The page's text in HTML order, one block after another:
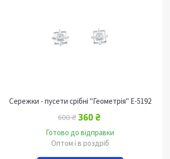
Сережки - пусети срібні "Геометрія" Е-5192
600 ₴ 360 ₴
Готово до відправки
Оптом і в роздріб